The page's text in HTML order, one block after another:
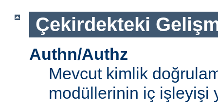
Çekirdekteki
Authn/Authz
Mevcut kimlik
modüllerinin iç işleyişi